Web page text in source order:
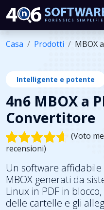
Casa Prodotti MBOX
Intelligente e potente
4n6 MBOX a
Convertitore
(Voto
recensioni)
Un software
MBOX generati da
Linux in PDF in
delle cartelle e gli